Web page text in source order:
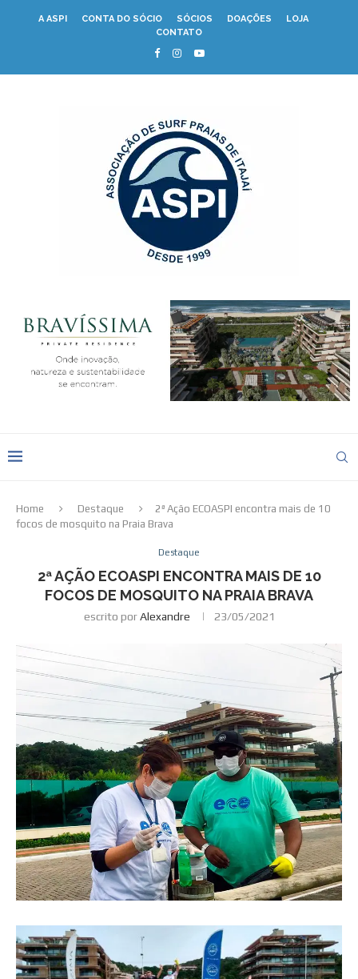
A ASPI CONTA DO SÓCIO SÓCIOS DOAÇÕES
LOJA
CONTATO
Home Destaque
2ª Ação ECOASPI encontra mais de 10
focos de mosquito na Praia Brava
Destaque
2ª AÇÃO ECOASPI ENCONTRA MAIS DE 10
FOCOS DE MOSQUITO NA PRAIA BRAVA
escrito porAlexandre 23/05/2021